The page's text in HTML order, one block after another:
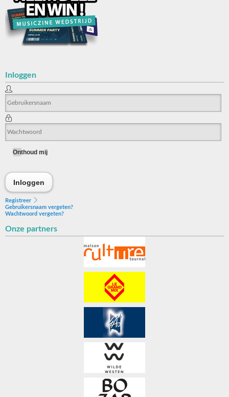
Inloggen
Onthoud mij
Inloggen
Registreer
Gebruikersnaam vergeten?
Wachtwoord vergeten?
Onze partners